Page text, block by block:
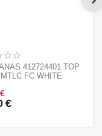
412724401 TOP
FC WHITE
€
€